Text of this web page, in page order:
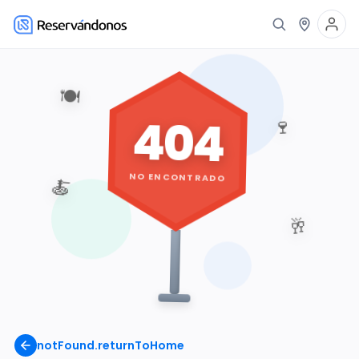
notFound.returnToHome
🍽️
🍷
🥂
🍝
404
NO ENCONTRADO